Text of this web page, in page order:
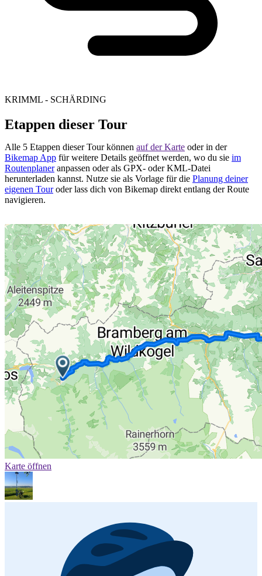
KRIMML - SCHÄRDING
Etappen dieser Tour
Alle 5 Etappen dieser Tour können auf der Karte oder in der
Bikemap App für weitere Details geöffnet werden, wo du sie im
Routenplaneranpassen oder als GPX- oder KML-Datei
herunterladen kannst. Nutze sie als Vorlage für die Planung deiner
eigenen Touroder lass dich von Bikemap direkt entlang der Route
navigieren.
Karte öffnen